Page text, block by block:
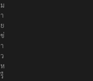
ม
า
ย
ข่
า
ว
ห
รื